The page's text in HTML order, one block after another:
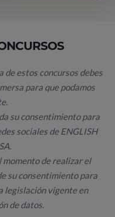
de estos concursos debes
para que podamos
su consentimiento para
sociales de ENGLISH
momento de realizar el
su consentimiento para
legislación vigente en
de datos.